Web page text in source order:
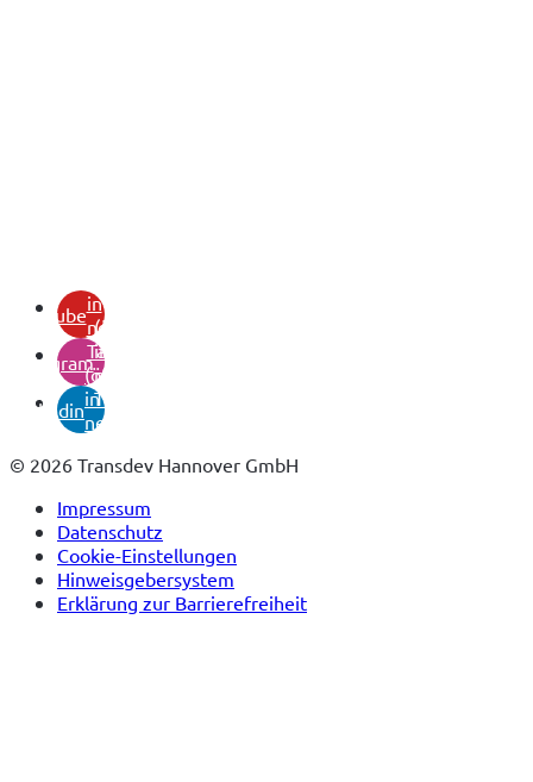
youtubein
neuem
Tab)
instagram
(öffnet
in
neuem
Tab)
linkedin
(öffnet
in
neuem
© 2026 Transdev Hannover GmbH
Impressum
Datenschutz
Cookie-Einstellungen
Hinweisgebersystem
Erklärung zur Barrierefreiheit